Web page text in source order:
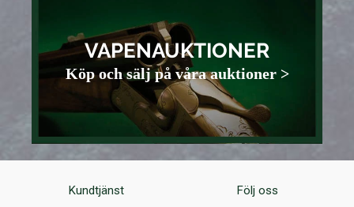
VAPENAUKTIONER
Köp och sälj på våra auktioner >
Kundtjänst Följ oss